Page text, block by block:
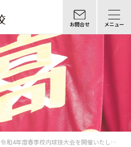
お問合せ メニュー
令和4年度春季校内球技大会を開催いたしま